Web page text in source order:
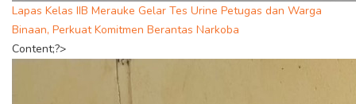
Lapas Kelas IIB Merauke Gelar Tes Urine Petugas dan Warga
Binaan, Perkuat Komitmen Berantas Narkoba
Content;?>